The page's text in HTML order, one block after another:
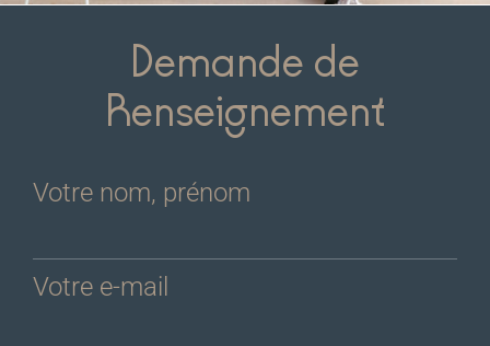
Demande de
Renseignement
Votre nom, prénom
Votre e-mail